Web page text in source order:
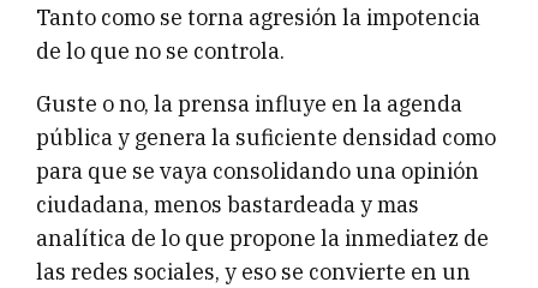
Tanto como se torna agresión la impotencia
de lo que no se controla.
Guste o no, la prensa influye en la agenda
pública y genera la suficiente densidad como
para que se vaya consolidando una opinión
ciudadana, menos bastardeada y mas
analítica de lo que propone la inmediatez de
las redes sociales, y eso se convierte en un